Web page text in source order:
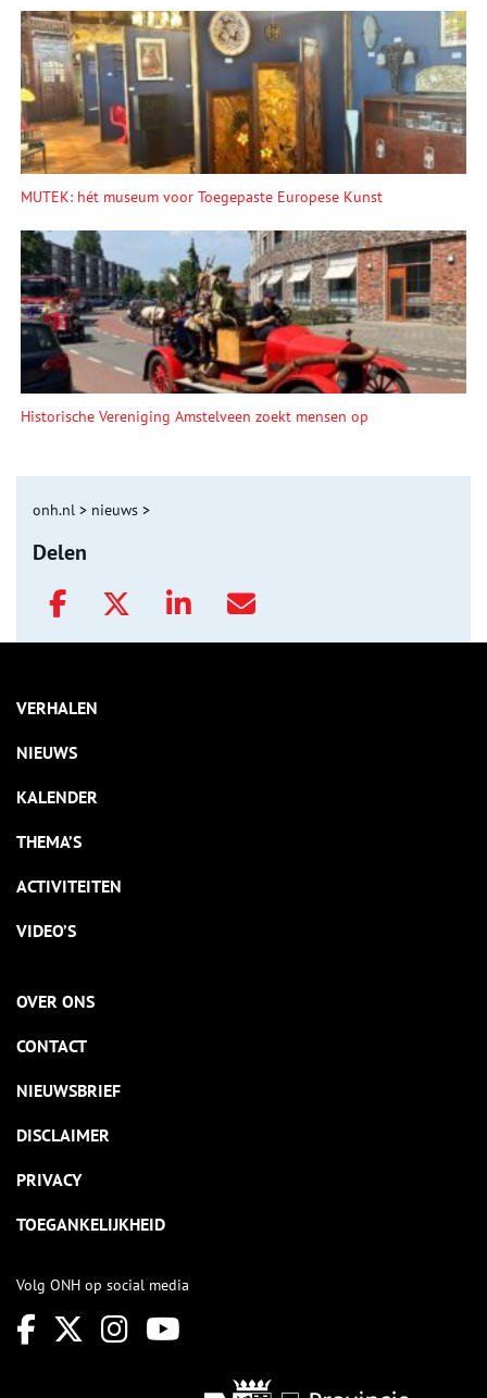
MUTEK: hét museum voor Toegepaste Europese Kunst
Historische Vereniging Amstelveen zoekt mensen op
onh.nl > nieuws >
Delen
VERHALEN
NIEUWS
KALENDER
THEMA’S
ACTIVITEITEN
VIDEO’S
OVER ONS
CONTACT
NIEUWSBRIEF
DISCLAIMER
PRIVACY
TOEGANKELIJKHEID
Volg ONH op social media